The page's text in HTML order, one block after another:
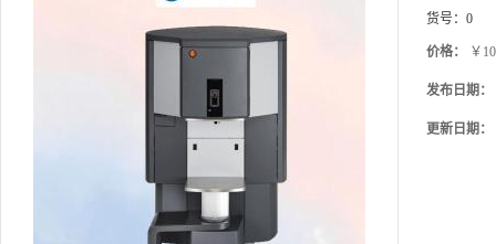
货号： 0
价格： ￥
发布日期：
更新日期：